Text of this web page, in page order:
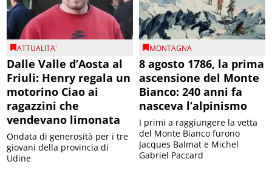
ATTUALITA'
Dalle Valle d’Aosta al
Friuli: Henry regala un
motorino Ciao ai
ragazzini che
vendevano limonata
Ondata di generosità per i tre
giovani della provincia di
Udine
MONTAGNA
8 agosto 1786, la prima
ascensione del Monte
Bianco: 240 anni fa
nasceva l’alpinismo
I primi a raggiungere la vetta
del Monte Bianco furono
Jacques Balmat e Michel
Gabriel Paccard